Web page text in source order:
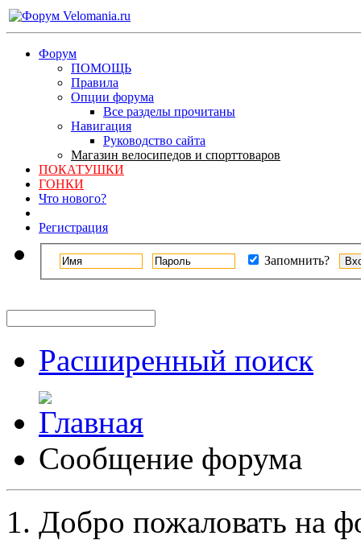
Форум
ПОМОЩЬ
Правила
Опции форума
Все разделы прочитаны
Навигация
Руководство сайта
Магазин велосипедов и спорттоваров
ПОКАТУШКИ
ГОНКИ
Что нового?
Регистрация
Запомнить?
Расширенный поиск
Сообщение форума
Добро пожаловать на